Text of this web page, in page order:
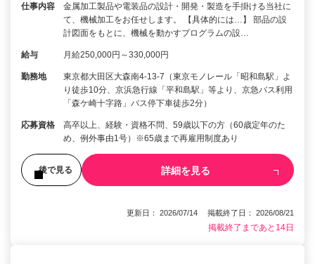
仕事内容
金属加工製品や電装品の設計・開発・製造を手掛ける当社に
て、機械加工をお任せします。 【具体的には…】 部品の設
計図面をもとに、機械を動かすプログラムの設…
給与 月給250,000円～330,000円
勤務地
東京都大田区大森南4-13-7（東京モノレール「昭和島駅」よ
り徒歩10分、京浜急行線「平和島駅」等より、京急バス利用
「森ケ崎十字路」バス停下車徒歩2分）
応募資格
高卒以上、経験・資格不問、59歳以下の方（60歳定年のた
め、例外事由1号）※65歳まで再雇用制度あり
後で見る 詳細を見る
更新日： 2026/07/14 掲載終了日： 2026/08/21
掲載終了まであと14日